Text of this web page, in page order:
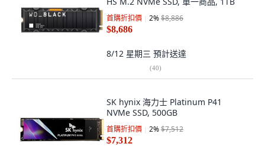
首購折扣價 2%$8,886
$8,686
8/12 星期三 預計送達
(40)
SK hynix 海力士 Platinum P41
NVMe SSD, 500GB
首購折扣價 2%$7,512
$7,312